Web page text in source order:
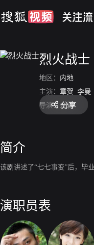
烈火战士
地区： 内地
主演： 章贺 李曼
导演： 金霖
分享
简介
该剧讲述了“七七事变”后，毕
演职员表